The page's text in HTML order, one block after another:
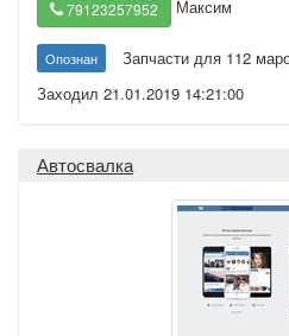
79123257952 Максим
Опознан Запчасти для 112
Заходил 21.01.2019 14:21:00
Автосвалка